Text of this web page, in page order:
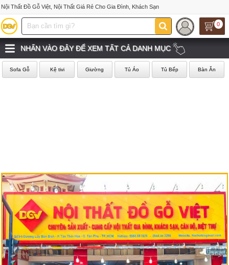
Nội Thất Đồ Gỗ Việt, Nội Thất Giá Rẻ Cho Gia Đình, Khách Sạn
0
NHẤN VÀO ĐÂY ĐỂ XEM TẤT CẢ DANH MỤC
Sofa Gỗ Kệ tivi Giường Tủ Áo Tủ Bếp Bàn Ăn